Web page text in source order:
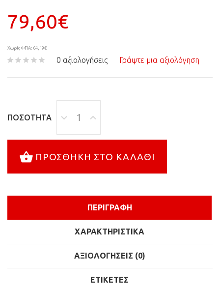
79,60€
Χωρίς ΦΠΑ: 64,19€
0 αξιολογήσεις Γράψτε μια αξιολόγηση
ΠΟΣΌΤΗΤΑ
ΠΡΟΣΘΉΚΗ ΣΤΟ ΚΑΛΆΘΙ
ΠΕΡΙΓΡΑΦΉ
ΧΑΡΑΚΤΗΡΙΣΤΙΚΆ
ΑΞΙΟΛΟΓΉΣΕΙΣ (0)
ΕΤΙΚΈΤΕΣ